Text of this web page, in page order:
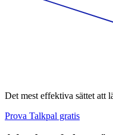
Det mest effektiva sättet att
Prova Talkpal gratis